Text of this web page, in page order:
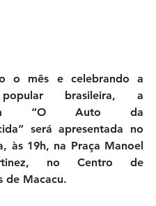
o mês e celebrando a
brasileira, a
“O Auto da
será apresentada no
às 19h, na Praça Manoel
no Centro de
de Macacu.